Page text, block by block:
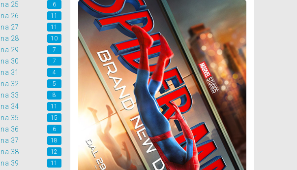
25 6
26 11
27 11
28 10
29 7
30 7
31 4
32 5
33 8
34 11
35 15
36 6
37 18
38 12
39 11